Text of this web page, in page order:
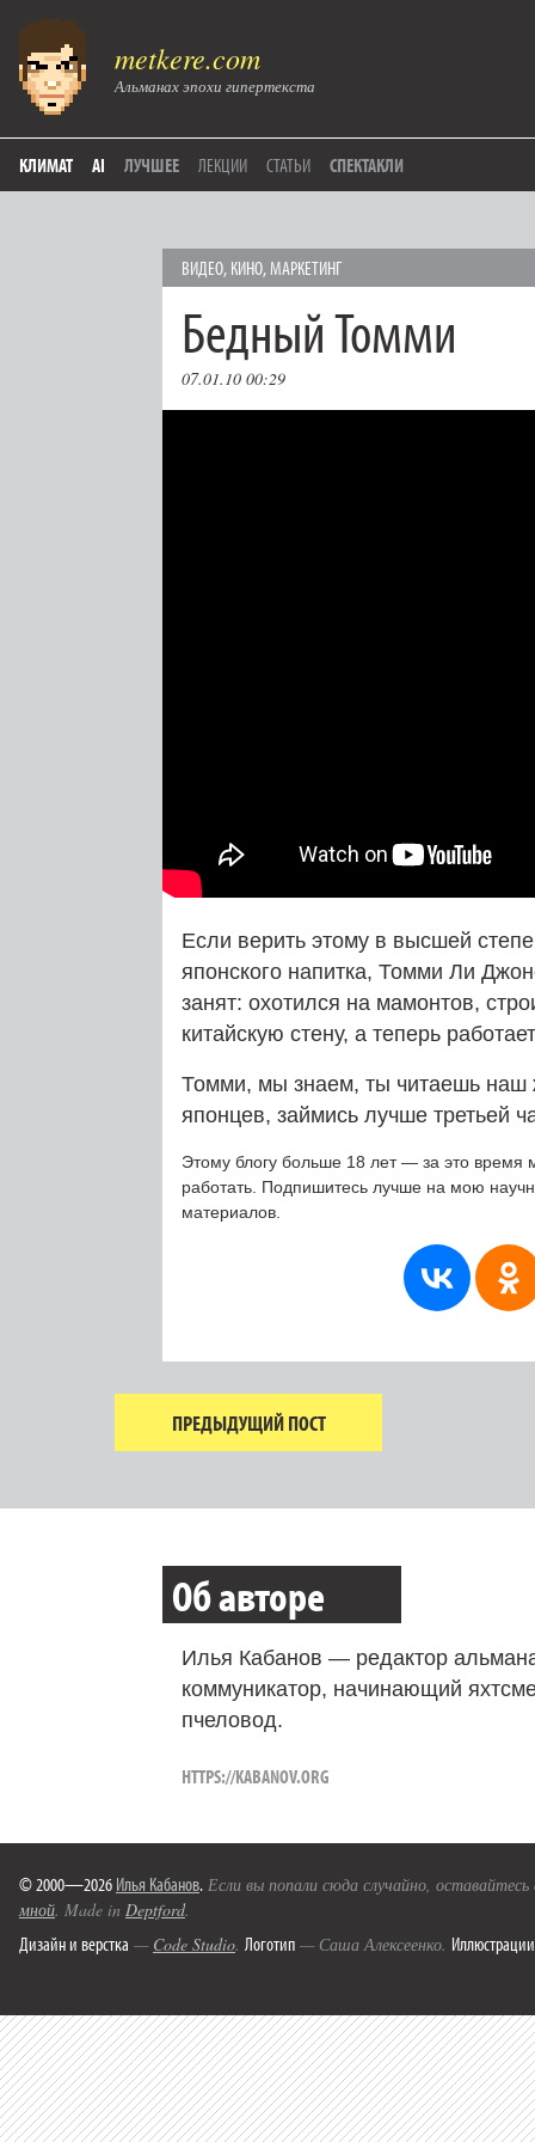
metkere.com
Альманах эпохи гипертекста
КЛИМАТ AI ЛУЧШЕЕ ЛЕКЦИИ СТАТЬИ СПЕКТАКЛИ
ВИДЕО, КИНО,МАРКЕТИНГ
Бедный Томми
07.01.10 00:29
Если верить этому в высшей
японского напитка, Томми Ли
занят: охотился на мамонтов,
китайскую стену, а теперь
Томми, мы знаем, ты читаешь наш
японцев, займись лучше третьей
Этому блогу больше 18 лет — за это время
работать. Подпишитесь лучше на мою
материалов.
ПРЕДЫДУЩИЙ ПОСТ
Об авторе
Илья Кабанов — редактор
коммуникатор, начинающий
пчеловод.
HTTPS://KABANOV.ORG
© 2000—2026 Илья Кабанов. Если вы попали сюда случайно,
мной. Made in Deptford.
Дизайн и верстка — Code Studio. Логотип — Саша Алексеенко. Иллюстрации